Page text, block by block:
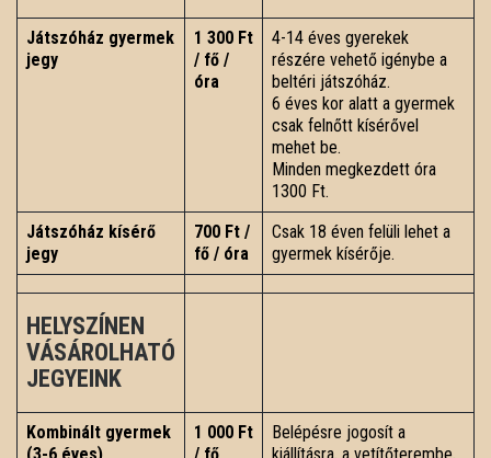
Játszóház gyermek
jegy
1 300 Ft
/ fő /
óra
4-14 éves gyerekek
részére vehető igénybe a
beltéri játszóház.
6 éves kor alatt a gyermek
csak felnőtt kísérővel
mehet be.
Minden megkezdett óra
1300 Ft.
Játszóház kísérő
jegy
700 Ft /
fő / óra
Csak 18 éven felüli lehet a
gyermek kísérője.
HELYSZÍNEN
VÁSÁROLHATÓ
JEGYEINK
Kombinált gyermek
1 000 Ft
Belépésre jogosít a